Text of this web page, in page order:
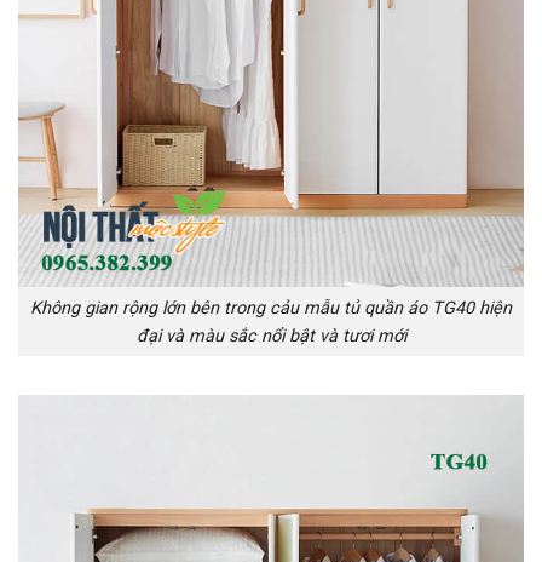
Không gian rộng lớn bên trong cảu mẫu tủ quần áo TG40 hiện
đại và màu sắc nổi bật và tươi mới